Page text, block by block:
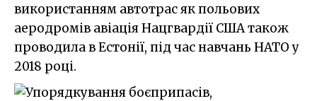
використанням автотрас як польових
аеродромів авіація Нацгвардії США також
проводила в Естонії, під час навчань НАТО у
2018 році.